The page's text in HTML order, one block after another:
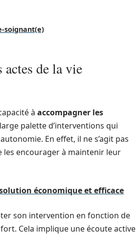
soignant(e)
actes de la vie
à accompagner les
palette d’interventions qui
En effet, il ne s’agit pas
les encourager à maintenir leur
économique et efficace
son intervention en fonction de
Cela implique une écoute active